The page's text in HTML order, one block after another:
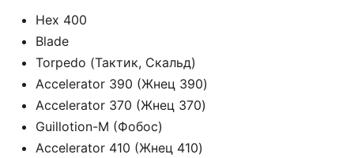
Hex 400
Blade
Torpedo (Тактик, Скальд)
Accelerator 390 (Жнец 390)
Accelerator 370 (Жнец 370)
Guillotion-M (Фобос)
Accelerator 410 (Жнец 410)